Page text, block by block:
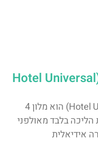
יוניברסל פורט אוסקה – (Hotel Universal
מלון יוניברסל פורט (Hotel Universal Port) הוא מלון 4
במרחק של 5 דקות הליכה בלבד מאולפני
אידיאלית